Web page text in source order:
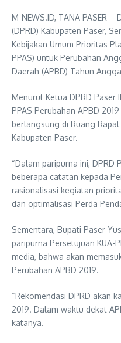
M-NEWS.ID, TANA PASER
(DPRD) Kabupaten Paser,
Kebijakan Umum Prioritas
PPAS) untuk Perubahan
Daerah (APBD) Tahun
Menurut Ketua DPRD Paser
PPAS Perubahan APBD
berlangsung di Ruang
Kabupaten Paser.
“Dalam paripurna ini, DPRD
beberapa catatan kepada
rasionalisasi kegiatan
dan optimalisasi Perda
Sementara, Bupati Paser
paripurna Persetujuan KUA-
media, bahwa akan
Perubahan APBD 2019.
“Rekomendasi DPRD akan
2019. Dalam waktu dekat
katanya.